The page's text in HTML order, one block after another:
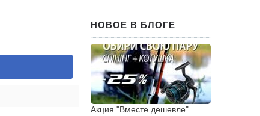
НОВОЕ В БЛОГЕ
Акция "Вместе дешевле"